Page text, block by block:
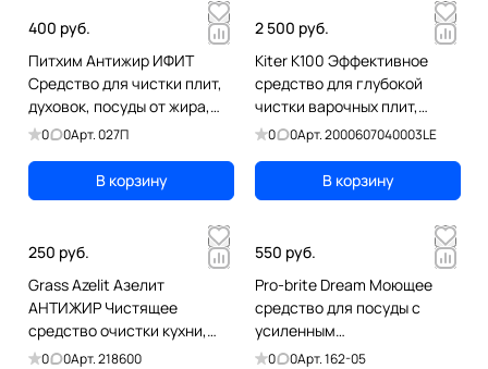
400 руб.
Питхим Антижир ИФИТ
Средство для чистки плит,
духовок, посуды от жира,
копоти, масел, 1 л
0 0Арт.027П
В корзину
2 500 руб.
Kiter K100 Эффективное
средство для глубокой
чистки варочных плит,
духовок, грилей, 3 л
0 0Арт.2000607040003LE
В корзину
250 руб.
Grass Azelit Азелит
АНТИЖИР Чистящее
средство очистки кухни,
600 мл
0 0Арт.218600
550 руб.
Pro-brite Dream Моющее
средство для посуды с
усиленным
обезжиривающим
0 0Арт.162-05